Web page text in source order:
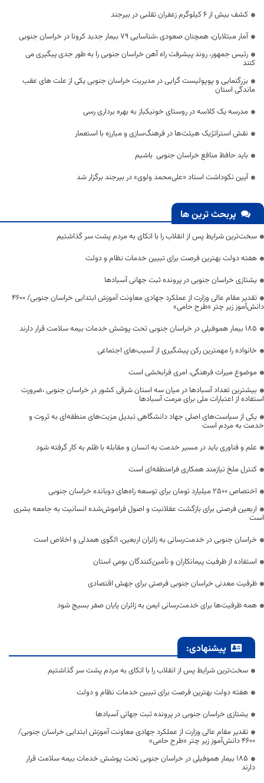
کشف بیش از ۶ کیلوگرم زعفران تقلبی در بیرجند
آمار مبتلایان، همچنان صعودی ،شناسایی 79 بیمار جدید کرونا در خراسان جنوبی
رئیس جمهور، روند پیشرفت راه آهن خراسان جنوبی را به طور جدی پیگیری می
کنند
بزرگنمایی و پوپولیست گرایی در مدیریت خراسان جنوبی یکی از علت های عقب
ماندگی استان
مدرسه یک کلاسه در روستای خونیکباز به بهره برداری رسی
نقش استراتژیک هیئت‌ها در فرهنگ‌سازی و مبارزه با استعمار
باید حافظ منافع خراسان جنوبی باشیم
آیین نکوداشت استاد «علی‌محمد ولوی» در بیرجند برگزار شد
پربحث ترین ها
سخت‌ترین شرایط پس از انقلاب را با اتکای به مردم پشت سر گذاشتیم
هفته دولت بهترین فرصت برای تبیین خدمات نظام و دولت
یشتازی خراسان جنوبی در پرونده ثبت جهانی آسبادها
تقدیر مقام عالی وزارت از عملکرد جهادی معاونت آموزش ابتدایی خراسان جنوبی/ ۴۶۰۰
دانش‌آموز زیر چتر «طرح حامی»
۱۸۵ بیمار هموفیلی در خراسان جنوبی تحت پوشش خدمات بیمه سلامت قرار دارند
خانواده را مهمترین رکن پیشگیری از آسیب‌های اجتماعی
موضوع میراث فرهنگی، امری فرابخشی است
بیشترین تعداد آسبادها در میان سه استان شرقی کشور در خراسان جنوبی ،ضرورت
استفاده از اعتبارات ملی برای مرمت آسبادها
یکی از سیاست‌های اصلی جهاد دانشگاهی تبدیل مزیت‌های منطقه‌ای به ثروت و
خدمت به مردم است
علم و فناوری باید در مسیر خدمت به انسان و مقابله با ظلم به کار گرفته شود
کنترل ملخ نیازمند همکاری فرامنطقه‌ای است
اختصاص 2500 میلیارد تومان برای توسعه راه‌های دوبانده خراسان جنوبی
اربعین فرصتی برای بازگشت عقلانیت و اصول فراموش‌شده انسانیت به جامعه بشری
است
خراسان جنوبی در خدمت‌رسانی به زائران اربعین، الگوی همدلی و اخلاص است
استفاده از ظرفیت پیمانکاران و تأمین‌کنندگان بومی استان
ظرفیت معدنی خراسان جنوبی فرصتی برای جهش اقتصادی
همه ظرفیت‌ها برای خدمت‌رسانی ایمن به زائران پایان صفر بسیج شود
پیشنهادی:
سخت‌ترین شرایط پس از انقلاب را با اتکای به مردم پشت سر گذاشتیم
هفته دولت بهترین فرصت برای تبیین خدمات نظام و دولت
یشتازی خراسان جنوبی در پرونده ثبت جهانی آسبادها
تقدیر مقام عالی وزارت از عملکرد جهادی معاونت آموزش ابتدایی خراسان جنوبی/
۴۶۰۰ دانش‌آموز زیر چتر «طرح حامی»
۱۸۵ بیمار هموفیلی در خراسان جنوبی تحت پوشش خدمات بیمه سلامت قرار
دارند